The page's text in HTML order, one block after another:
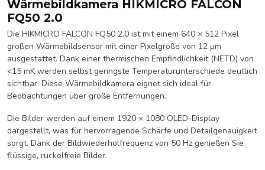
Wärmebildkamera HIKMICRO FALCON
FQ50 2.0
Die HIKMICRO FALCON FQ50 2.0 ist mit einem 640 × 512 Pixel
großen Wärmebildsensor mit einer Pixelgröße von 12 µm
ausgestattet. Dank einer thermischen Empfindlichkeit (NETD) von
<15 mK werden selbst geringste Temperaturunterschiede deutlich
sichtbar. Diese Wärmebildkamera eignet sich ideal für
Beobachtungen über große Entfernungen.
Die Bilder werden auf einem 1920 × 1080 OLED-Display
dargestellt, was für hervorragende Schärfe und Detailgenauigkeit
sorgt. Dank der Bildwiederholfrequenz von 50 Hz genießen Sie
flüssige, ruckelfreie Bilder.